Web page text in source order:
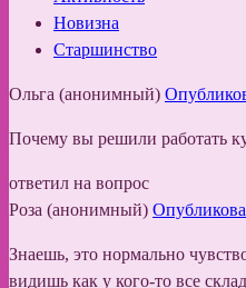
Новизна
Старшинство
Ольга (анонимный)
Почему вы решили работать
ответил на вопрос
Роза (анонимный)
Знаешь, это нормально
видишь как у кого-то все